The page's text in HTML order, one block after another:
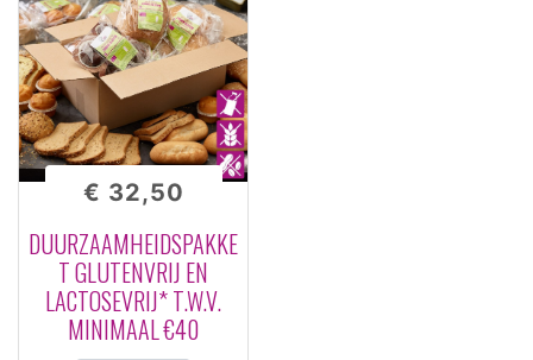
DUURZAAMHEIDSPAKKE
T GLUTENVRIJ EN
LACTOSEVRIJ* T.W.V.
MINIMAAL €40
€ 32,50